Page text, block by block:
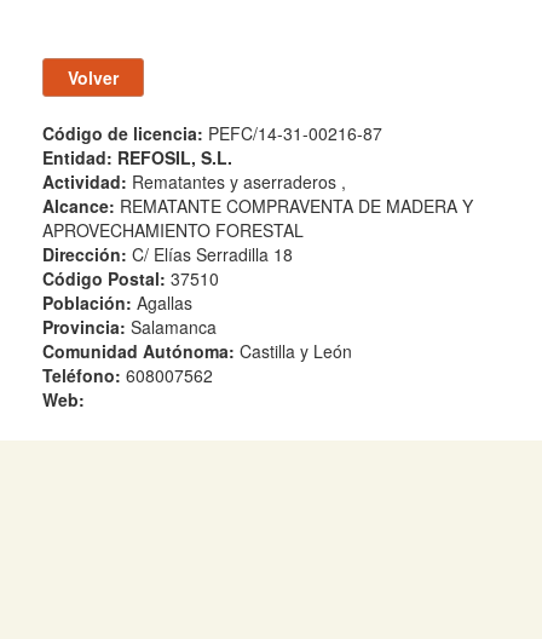
Código de licencia: PEFC/14-31-00216-87
Entidad: REFOSIL, S.L.
Actividad: Rematantes y aserraderos ,
Alcance: REMATANTE COMPRAVENTA DE MADERA Y
APROVECHAMIENTO FORESTAL
Dirección: C/ Elías Serradilla 18
Código Postal: 37510
Población: Agallas
Provincia: Salamanca
Comunidad Autónoma: Castilla y León
Teléfono: 608007562
Web: